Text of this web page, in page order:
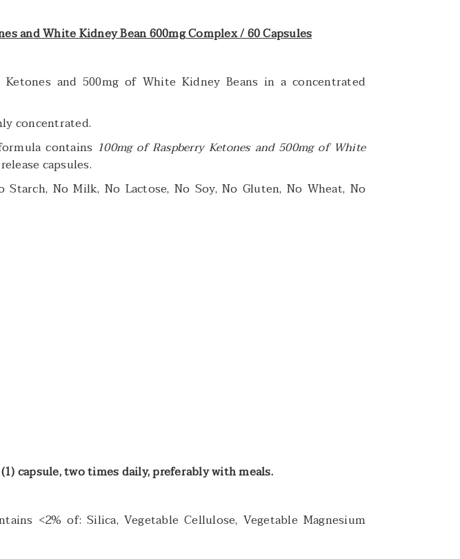
and White Kidney Bean 600mg Complex / 60 Capsules
and 500mg of White Kidney Beans in a concentrated
concentrated.
contains 100mg of Raspberry Ketones and 500mg of White
capsules.
Starch, No Milk, No Lactose, No Soy, No Gluten, No Wheat, No
capsule, two times daily, preferably with meals.
<2% of: Silica, Vegetable Cellulose, Vegetable Magnesium